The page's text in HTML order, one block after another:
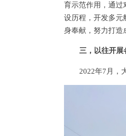
育示范作用，通过
设历程，开发多元
身奉献，努力打造
三，以往开展
2022年7月，